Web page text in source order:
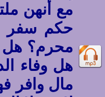
مع أنهن
حكم سفر
محرم؟ هل
هل وفاء
مال وافر